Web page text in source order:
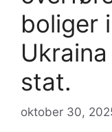
boliger
stat.
oktober 30,